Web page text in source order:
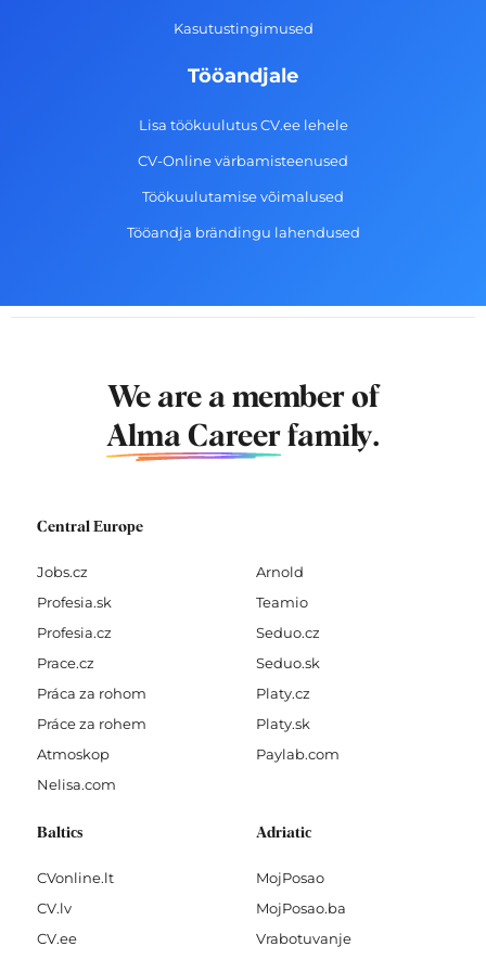
Kasutustingimused
Tööandjale
Lisa töökuulutus CV.ee lehele
CV-Online värbamisteenused
Töökuulutamise võimalused
Tööandja brändingu lahendused
We are a member of
Alma Career family.
Central Europe
Jobs.cz
Profesia.sk
Profesia.cz
Prace.cz
Práca za rohom
Práce za rohem
Atmoskop
Nelisa.com
Arnold
Teamio
Seduo.cz
Seduo.sk
Platy.cz
Platy.sk
Paylab.com
Baltics
CVonline.lt
CV.lv
CV.ee
Adriatic
MojPosao
MojPosao.ba
Vrabotuvanje